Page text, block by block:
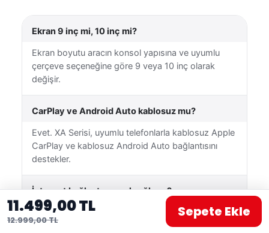
11.499,00 TL
12.999,00 TL
Sepete Ekle
Ekran 9 inç mi, 10 inç mi?
Ekran boyutu aracın konsol yapısına ve uyumlu
çerçeve seçeneğine göre 9 veya 10 inç olarak
değişir.
CarPlay ve Android Auto kablosuz mu?
Evet. XA Serisi, uyumlu telefonlarla kablosuz Apple
CarPlay ve kablosuz Android Auto bağlantısını
destekler.
İnternet bağlantısı nasıl sağlanır?
Cihaz Wi-Fi üzerinden uygun bir kablosuz ağa
veya telefonunuzun mobil erişim noktasına